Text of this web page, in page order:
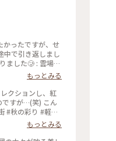
かったですが、せ
中で引き返しまし
ました🥲 : 雲場池
おすすめです！ :
#綺麗な景色 #軽
もっとみる
クションし、紅
ですが…(笑) こん
#秋の彩り #軽井
もっとみる